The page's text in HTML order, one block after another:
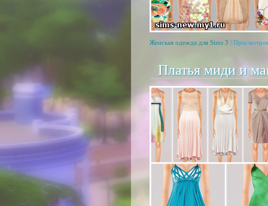
Женская одежда для Sims 3 |
Платья миди и